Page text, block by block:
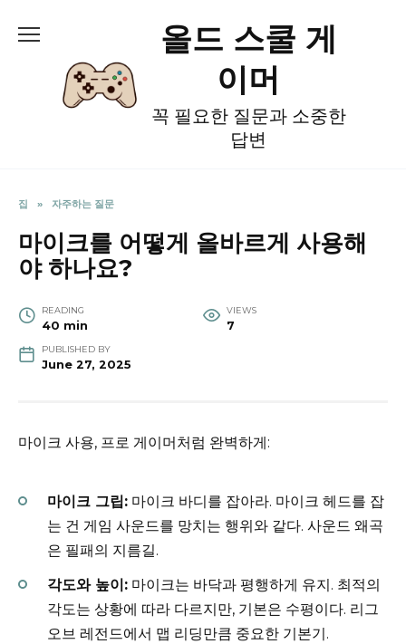
올드 스쿨 게
이머
꼭 필요한 질문과 소중한
답변
집 » 자주하는 질문
마이크를 어떻게 올바르게 사용해
야 하나요?
READING
40 min
VIEWS
7
PUBLISHED BY
June 27, 2025
마이크 사용, 프로 게이머처럼 완벽하게:
마이크 그립: 마이크 바디를 잡아라. 마이크 헤드를 잡
는 건 게임 사운드를 망치는 행위와 같다. 사운드 왜곡
은 필패의 지름길.
각도와 높이: 마이크는 바닥과 평행하게 유지. 최적의
각도는 상황에 따라 다르지만, 기본은 수평이다. 리그
오브 레전드에서 맵 리딩만큼 중요한 기본기.